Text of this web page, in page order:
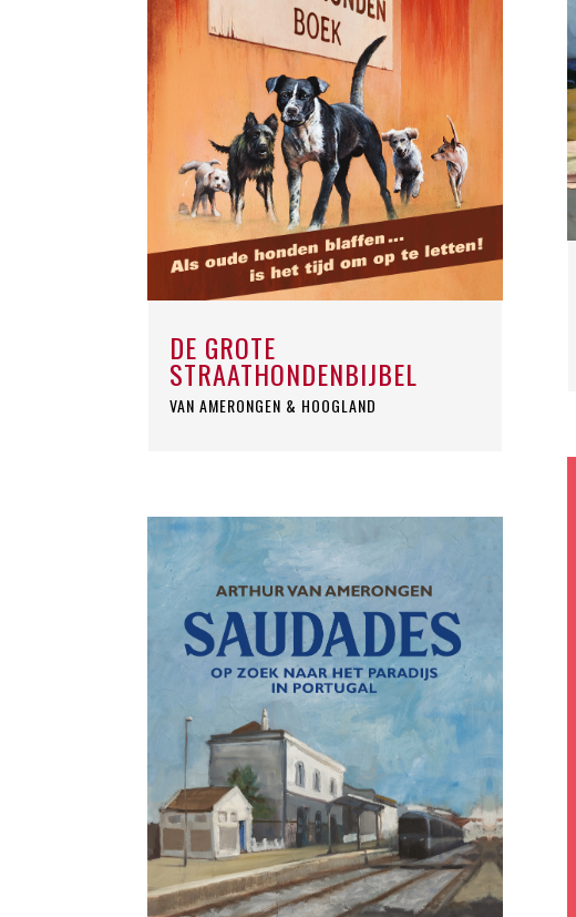
DE GROTE
STRAATHONDENBIJBEL
VAN AMERONGEN & HOOGLAND